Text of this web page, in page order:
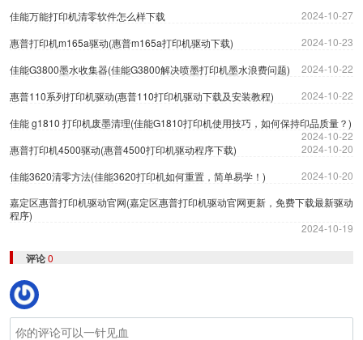
佳能万能打印机清零软件怎么样下载
2024-10-27
惠普打印机m165a驱动(惠普m165a打印机驱动下载)
2024-10-23
佳能G3800墨水收集器(佳能G3800解决喷墨打印机墨水浪费问题)
2024-10-22
惠普110系列打印机驱动(惠普110打印机驱动下载及安装教程)
2024-10-22
佳能 g1810 打印机废墨清理(佳能G1810打印机使用技巧，如何保持印品质量？)
2024-10-22
惠普打印机4500驱动(惠普4500打印机驱动程序下载)
2024-10-20
佳能3620清零方法(佳能3620打印机如何重置，简单易学！)
2024-10-20
嘉定区惠普打印机驱动官网(嘉定区惠普打印机驱动官网更新，免费下载最新驱动
程序)
2024-10-19
评论0